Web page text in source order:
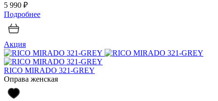
5 990 ₽
Подробнее
Акция
RICO MIRADO 321-GREY
Оправа женская